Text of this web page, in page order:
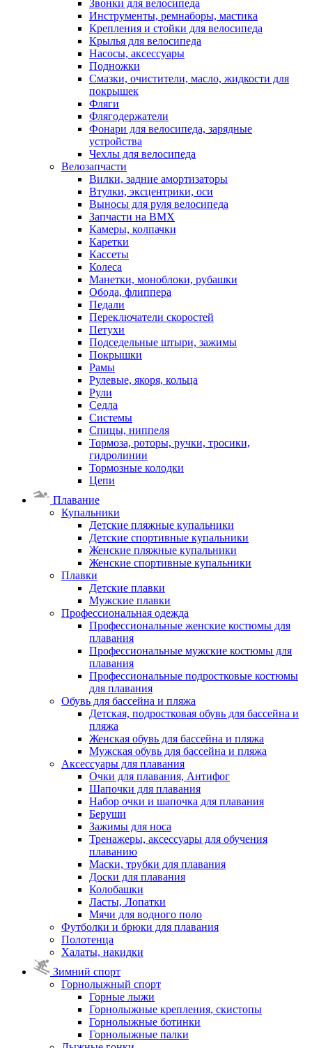
Звонки для велосипеда
Инструменты, ремнаборы, мастика
Крепления и стойки для велосипеда
Крылья для велосипеда
Насосы, аксессуары
Подножки
Смазки, очистители, масло, жидкости для
покрышек
Фляги
Флягодержатели
Фонари для велосипеда, зарядные
устройства
Чехлы для велосипеда
Велозапчасти
Вилки, задние амортизаторы
Втулки, эксцентрики, оси
Выносы для руля велосипеда
Запчасти на BMX
Камеры, колпачки
Каретки
Кассеты
Колеса
Манетки, моноблоки, рубашки
Обода, флиппера
Педали
Переключатели скоростей
Петухи
Подседельные штыри, зажимы
Покрышки
Рамы
Рулевые, якоря, кольца
Рули
Седла
Системы
Спицы, ниппеля
Тормоза, роторы, ручки, тросики,
гидролинии
Тормозные колодки
Цепи
Плавание
Купальники
Детские пляжные купальники
Детские спортивные купальники
Женские пляжные купальники
Женские спортивные купальники
Плавки
Детские плавки
Мужские плавки
Профессиональная одежда
Профессиональные женские костюмы для
плавания
Профессиональные мужские костюмы для
плавания
Профессиональные подростковые костюмы
для плавания
Обувь для бассейна и пляжа
Детская, подростковая обувь для бассейна и
пляжа
Женская обувь для бассейна и пляжа
Мужская обувь для бассейна и пляжа
Аксессуары для плавания
Очки для плавания, Антифог
Шапочки для плавания
Набор очки и шапочка для плавания
Беруши
Зажимы для носа
Тренажеры, аксессуары для обучения
плаванию
Маски, трубки для плавания
Доски для плавания
Колобашки
Ласты, Лопатки
Мячи для водного поло
Футболки и брюки для плавания
Полотенца
Халаты, накидки
Зимний спорт
Горнолыжный спорт
Горные лыжи
Горнолыжные крепления, скистопы
Горнолыжные ботинки
Горнолыжные палки